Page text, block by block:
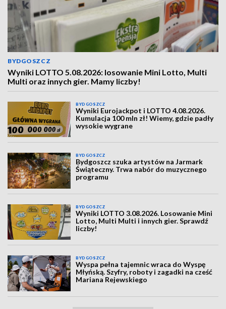
BYDGOSZCZ
Wyniki LOTTO 5.08.2026: losowanie Mini Lotto, Multi
Multi oraz innych gier. Mamy liczby!
BYDGOSZCZ
Wyniki Eurojackpot i LOTTO 4.08.2026.
Kumulacja 100 mln zł! Wiemy, gdzie padły
wysokie wygrane
BYDGOSZCZ
Bydgoszcz szuka artystów na Jarmark
Świąteczny. Trwa nabór do muzycznego
programu
BYDGOSZCZ
Wyniki LOTTO 3.08.2026. Losowanie Mini
Lotto, Multi Multi i innych gier. Sprawdź
liczby!
BYDGOSZCZ
Wyspa pełna tajemnic wraca do Wyspę
Młyńską. Szyfry, roboty i zagadki na cześć
Mariana Rejewskiego